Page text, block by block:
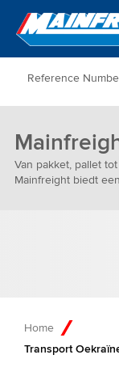
Go to Home
Van pakket, pallet
Mainfreight biedt
Home
Transport